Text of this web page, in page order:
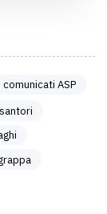
comunicati ASP